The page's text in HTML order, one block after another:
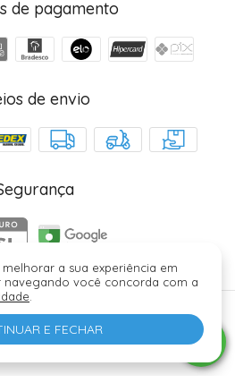
a sua experiência em
navegando você concorda com a
E FECHAR
de pagamento
de envio
40006329000184. Copyright ©
os direitos reservados.